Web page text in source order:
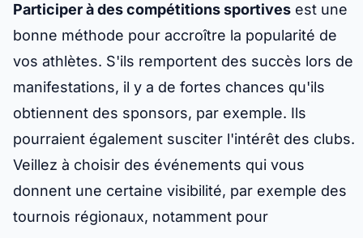
Participer à des compétitions sportives est une
bonne méthode pour accroître la popularité de
vos athlètes. S'ils remportent des succès lors de
manifestations, il y a de fortes chances qu'ils
obtiennent des sponsors, par exemple. Ils
pourraient également susciter l'intérêt des clubs.
Veillez à choisir des événements qui vous
donnent une certaine visibilité, par exemple des
tournois régionaux, notamment pour